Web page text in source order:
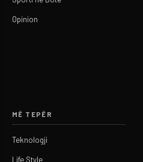
Opinion
MË TEPËR
Teknologji
Life Style